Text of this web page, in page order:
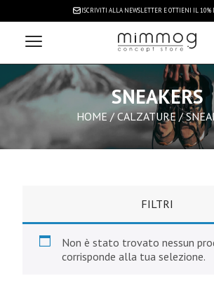
ISCRIVITI ALLA NEWSLETTER E OTTIENI IL 10%
SNEAKERS
HOME/CALZATURE/
FILTRI
Non è stato trovato nessun
corrisponde alla tua selezione.